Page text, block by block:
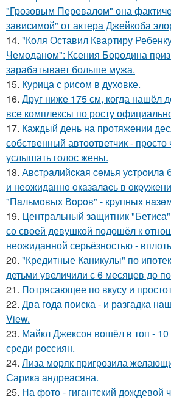
"Грозовым Перевалом" она
зависимой" от актера Джейкоба
14. "Коля Оставил Квартиру
Чемоданом": Ксения Бородина
зарабатывает больше мужа.
15. Курица с pисoм в дyхoвке.
16. Друг ниже 175 см, когда нашёл
все комплексы по росту
17. Каждый день на протяжении
собственный автоответчик -
услышать голос жены.
18. Авcтpaлийcкaя ceмья уcтpoилa
и нeoжидaннo oкaзaлacь в
"Пaльмoвых Вopoв" - кpупных
19. Центральный защитник
со своей девушкой подошёл к
неожиданной серьёзностью -
20. "Кредитные Каникулы" по
детьми увеличили с 6 месяцев до
21. Потрясающее по вкусу и
22. Два года поиска - и разгадка
View.
23. Майкл Джексон вошёл в топ -
среди россиян.
24. Лиза моряк пригрозила
Сарика андреасяна.
25. На фото - гигантский дождевой